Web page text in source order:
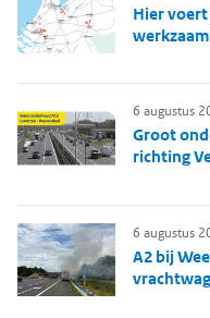
Hier
Groot
richting
6 augustus
A2 bij
6 augustus